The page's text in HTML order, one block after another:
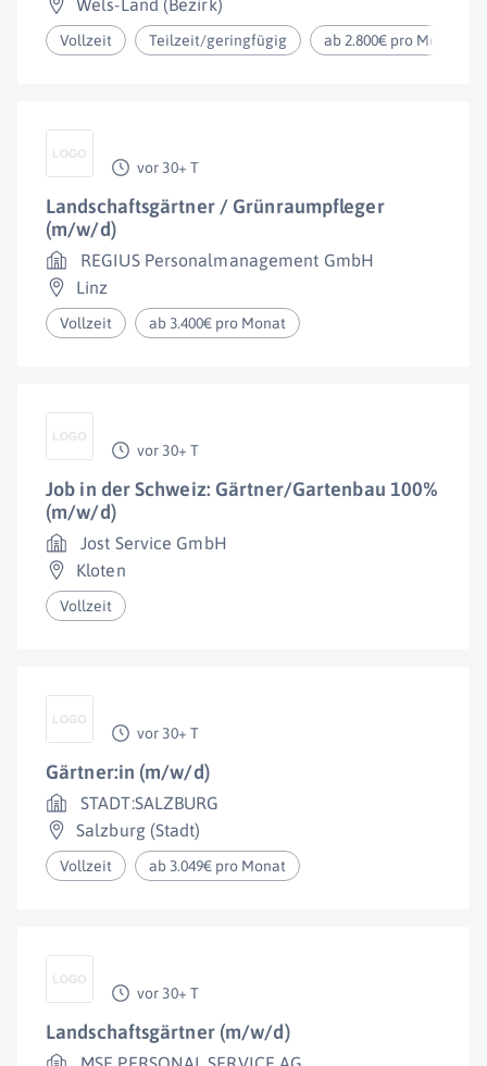
Wels-Land (Bezirk)
Vollzeit Teilzeit/geringfügig ab 2.800€ pro Monat
vor 30+ T
Landschaftsgärtner / Grünraumpfleger
(m/w/d)
REGIUS Personalmanagement GmbH
Linz
Vollzeit ab 3.400€ pro Monat
vor 30+ T
Job in der Schweiz: Gärtner/Gartenbau 100%
(m/w/d)
Jost Service GmbH
Kloten
Vollzeit
vor 30+ T
Gärtner:in (m/w/d)
STADT:SALZBURG
Salzburg (Stadt)
Vollzeit ab 3.049€ pro Monat
vor 30+ T
Landschaftsgärtner (m/w/d)